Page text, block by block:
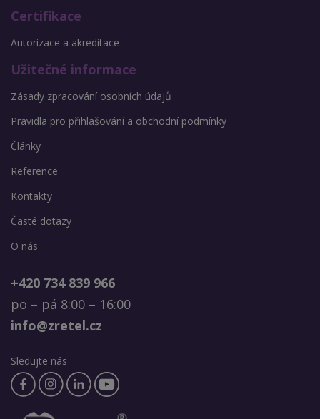
Certifikace
Autorizace a akreditace
Užitečné informace
Zásady zpracování osobních údajů
Pravidla pro přihlašování a obchodní podmínky
Články
Reference
Kontakty
Časté dotazy
O nás
+420 734 839 966
po – pá 8:00 – 16:00
info@zretel.cz
Sledujte nás